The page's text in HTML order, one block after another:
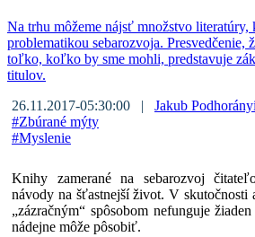
Na trhu môžeme nájsť množstvo literatúry,
problematikou sebarozvoja. Presvedčenie,
toľko, koľko by sme mohli, predstavuje
titulov.
26.11.2017-05:30:00 | Jakub Podhorányi
#Zbúrané mýty
#Myslenie
Knihy zamerané na sebarozvoj
návody na šťastnejší život. V skutočnosti
„zázračným“ spôsobom nefunguje
nádejne môže pôsobiť.